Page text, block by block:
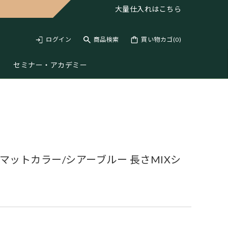
大量仕入れはこちら
ログイン 商品検索 買い物カゴ(0)
セミナー・アカデミー
ットカラー/シアーブルー 長さMIXシ